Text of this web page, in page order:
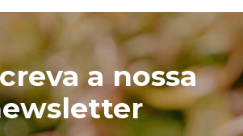
a nossa